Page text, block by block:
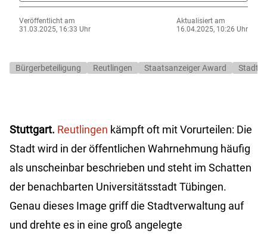
Veröffentlicht am
31.03.2025, 16:33 Uhr
Aktualisiert am
16.04.2025, 10:26 Uhr
Bürgerbeteiligung Reutlingen Staatsanzeiger Award
Stuttgart. Reutlingen kämpft oft mit Vorurteilen: Die
Stadt wird in der öffentlichen Wahrnehmung häufig
als unscheinbar beschrieben und steht im Schatten
der benachbarten Universitätsstadt Tübingen.
Genau dieses Image griff die Stadtverwaltung auf
und drehte es in eine groß angelegte